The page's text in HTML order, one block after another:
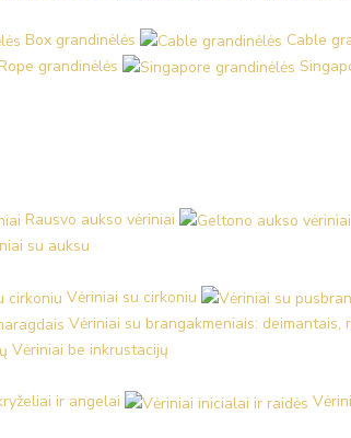
Box grandinėlės Cable
Rope grandinėlės
Rausvo aukso vėriniai
su auksu
Vėriniai su cirkoniu
Vėriniai su brangakmeniais: deimantais,
Vėriniai be inkrustacijų
ir angelai